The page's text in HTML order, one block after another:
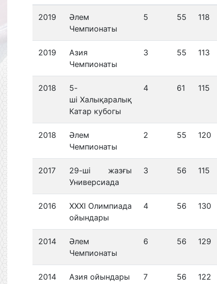
2019
Әлем
Чемпионаты
5 55 118
2019
Азия
Чемпионаты
3 55 113
2018
5-
ші Халықаралық
Катар кубогы
4 61 115
2018
Әлем
Чемпионаты
2 55 120
2017
29-ші жазғы
Универсиада
3 56 115
2016
XXXI Олимпиада
ойындары
4 56 130
2014
Әлем
Чемпионаты
6 56 129
2014 Азия ойындары 7 56 122